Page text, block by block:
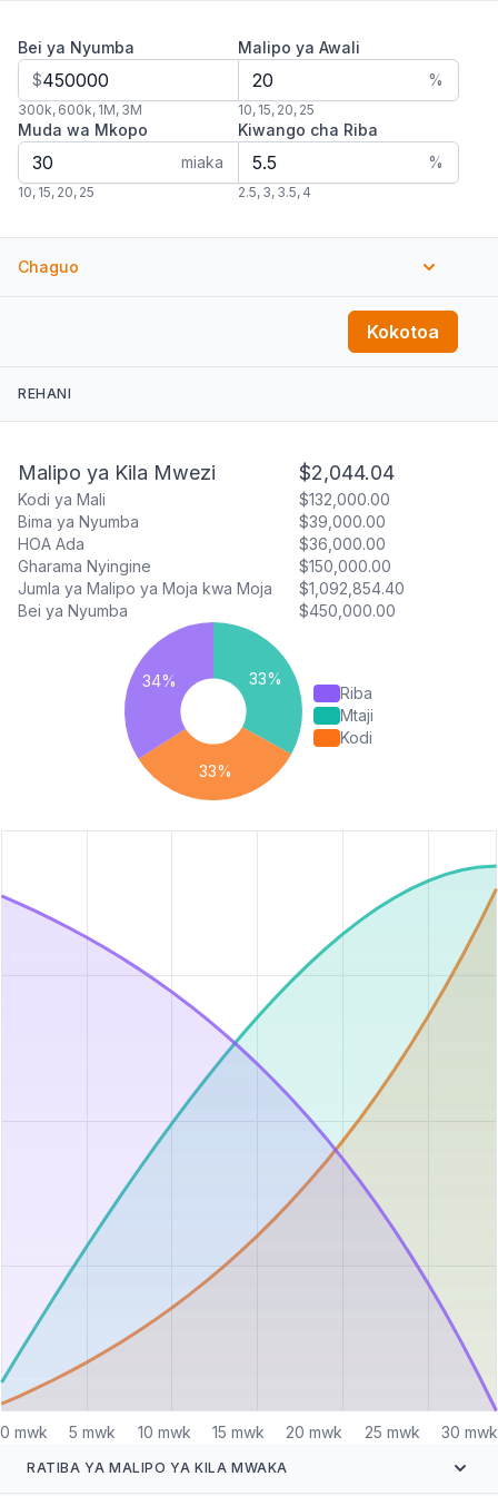
Bei ya Nyumba
$
300k, 600k, 1M, 3M
Malipo ya Awali
%
10, 15, 20, 25
Muda wa Mkopo
miaka
10, 15, 20, 25
Kiwango cha Riba
%
2.5, 3, 3.5, 4
Chaguo
kwa mwaka
$
$
kwa mwezi kwa mwaka
Kokotoa
REHANI
Malipo ya Kila Mwezi $2,044.04
Kodi ya Mali
$132,000.00
Bima ya Nyumba
$39,000.00
HOA Ada
$36,000.00
Gharama Nyingine
$150,000.00
Jumla ya Malipo ya Moja kwa Moja
$1,092,854.40
Bei ya Nyumba
$450,000.00
Riba
Mtaji
Kodi
0 mwk 5 mwk 10 mwk 15 mwk 20 mwk 25 mwk 30 mwk
RATIBA YA MALIPO YA KILA MWAKA